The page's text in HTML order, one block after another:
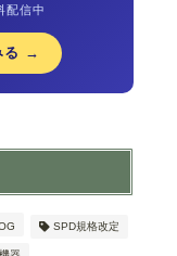
配信中
る →
SPD規格改定